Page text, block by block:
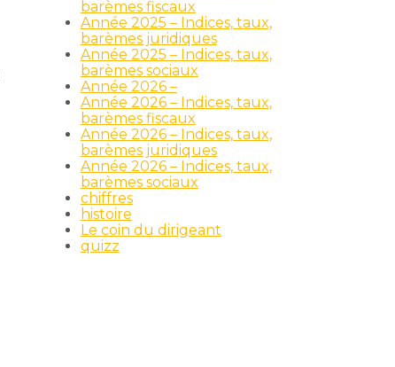
barèmes fiscaux
Année 2025 – Indices, taux,
barèmes juridiques
Année 2025 – Indices, taux,
barèmes sociaux
Année 2026 –
Année 2026 – Indices, taux,
barèmes fiscaux
Année 2026 – Indices, taux,
barèmes juridiques
Année 2026 – Indices, taux,
barèmes sociaux
chiffres
histoire
Le coin du dirigeant
quizz